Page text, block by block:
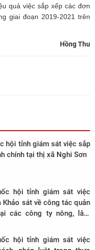
quả việc sắp xếp các đơn
giai đoạn 2019-2021 trên
Hồng Thu
hội tỉnh giám sát việc sắp
chính tại thị xã Nghi Sơn
hội tỉnh giám sát việc
Khảo sát về công tác quản
các công ty nông, lâm
hội tỉnh giám sát việc